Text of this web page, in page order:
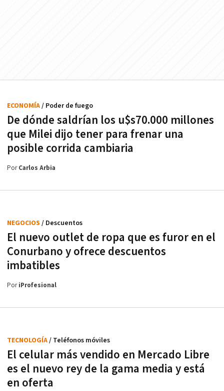
De dónde saldrían los u$s70.000 millones
que Milei dijo tener para frenar una
posible corrida cambiaria
ECONOMÍA/ Poder de fuego
PorCarlos Arbia
El nuevo outlet de ropa que es furor en el
Conurbano y ofrece descuentos
imbatibles
NEGOCIOS / Descuentos
PoriProfesional
El celular más vendido en Mercado Libre
es el nuevo rey de la gama media y está
en oferta
TECNOLOGÍA/ Teléfonos móviles